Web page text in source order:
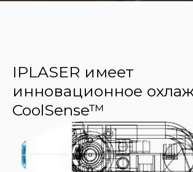
IPLASER имеет
инновационное
CoolSense™